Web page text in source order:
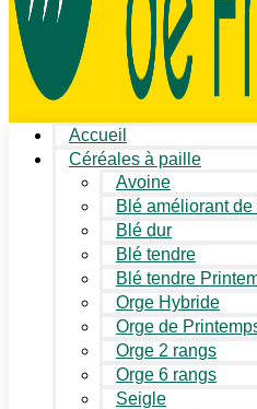
Accueil
Céréales à paille
Avoine
Blé améliorant de
Blé dur
Blé tendre
Blé tendre
Orge Hybride
Orge de
Orge 2 rangs
Orge 6 rangs
Seigle